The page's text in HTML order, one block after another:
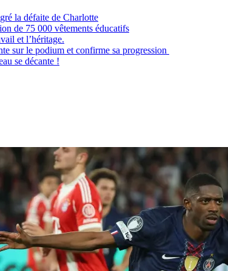
la défaite de Charlotte
de 75 000 vêtements éducatifs
et l’héritage.
le podium et confirme sa progression
se décante !